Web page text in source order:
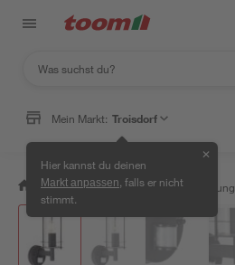
Mein Markt: Troisdorf
Hier kannst du deinen
Markt anpassen , falls er nicht
stimmt.
✕
/ Wohnen & Haushalt / Beleuchtung